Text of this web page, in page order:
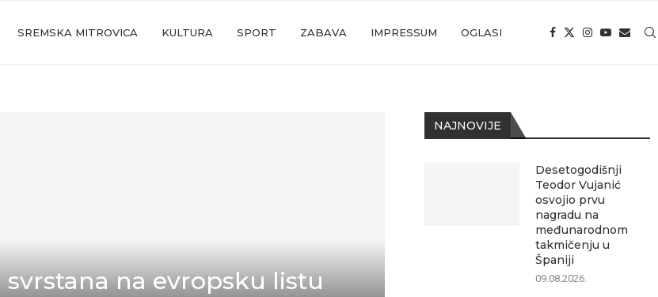
SREMSKA MITROVICA KULTURA SPORT ZABAVA IMPRESSUM OGLASI
na evropsku listu
NAJNOVIJE
Desetogodišnji
Teodor Vujanić
osvojio prvu
nagradu na
međunarodnom
takmičenju u
Španiji
09.08.2026.